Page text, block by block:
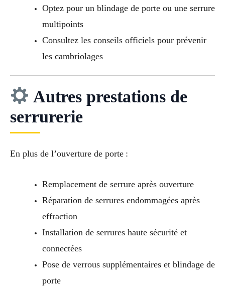
Optez pour un blindage de porte ou une serrure
multipoints
Consultez les conseils officiels pour prévenir
les cambriolages
Autres prestations de
serrurerie
En plus de l’ouverture de porte :
Remplacement de serrure après ouverture
Réparation de serrures endommagées après
effraction
Installation de serrures haute sécurité et
connectées
Pose de verrous supplémentaires et blindage de
porte